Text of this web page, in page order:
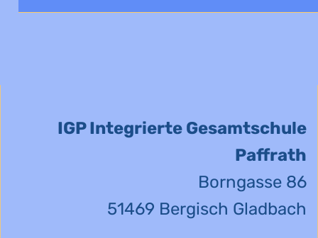
IGP Integrierte Gesamtschule
Paffrath
Borngasse 86
51469 Bergisch Gladbach